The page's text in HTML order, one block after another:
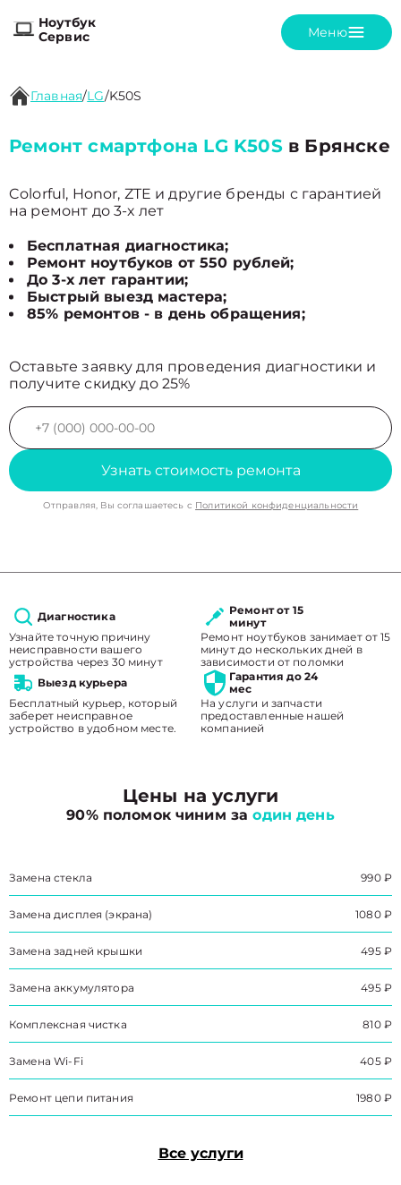
Ноутбук
Сервис
Меню
Главная/LG/K50S
Ремонт смартфона LG K50Sв Брянске
Colorful, Honor, ZTE и другие бренды с гарантией
на ремонт до 3-х лет
Бесплатная диагностика;
Ремонт ноутбуков от 550 рублей;
До 3-х лет гарантии;
Быстрый выезд мастера;
85% ремонтов - в день обращения;
Оставьте заявку для проведения диагностики и
получите скидку до 25%
Узнать стоимость ремонта
Отправляя, Вы соглашаетесь с Политикой конфиденциальности
Диагностика
Узнайте точную причину
неисправности вашего
устройства через 30 минут
Ремонт от 15
минут
Ремонт ноутбуков занимает от 15
минут до нескольких дней в
зависимости от поломки
Выезд курьера
Бесплатный курьер, который
заберет неисправное
устройство в удобном месте.
Гарантия до 24
мес
На услуги и запчасти
предоставленные нашей
компанией
Цены на услуги
90% поломок чиним заодин день
Замена стекла 990 ₽
Замена дисплея (экрана) 1080 ₽
Замена задней крышки 495 ₽
Замена аккумулятора 495 ₽
Комплексная чистка 810 ₽
Замена Wi-Fi 405 ₽
Ремонт цепи питания 1980 ₽
Все услуги